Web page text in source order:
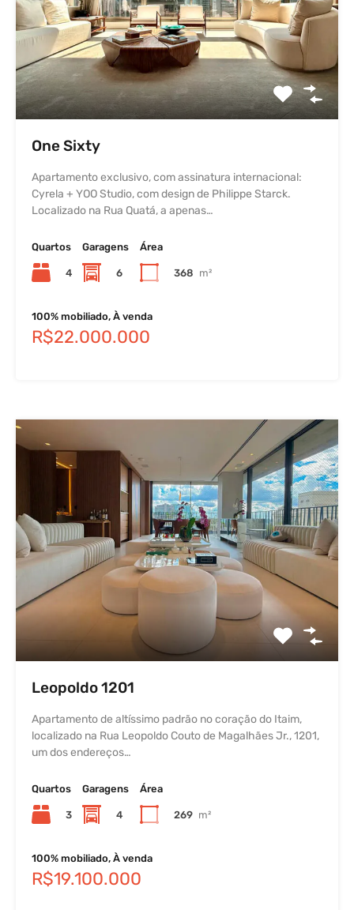
One Sixty
Apartamento exclusivo, com assinatura internacional:
Cyrela + YOO Studio, com design de Philippe Starck.
Localizado na Rua Quatá, a apenas…
Quartos
4
Garagens
6
Área
368 m²
100% mobiliado, À venda
R$22.000.000
Leopoldo 1201
Apartamento de altíssimo padrão no coração do Itaim,
localizado na Rua Leopoldo Couto de Magalhães Jr., 1201,
um dos endereços…
Quartos
3
Garagens
4
Área
269 m²
100% mobiliado, À venda
R$19.100.000